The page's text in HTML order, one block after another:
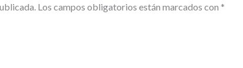
Los campos obligatorios están marcados con *